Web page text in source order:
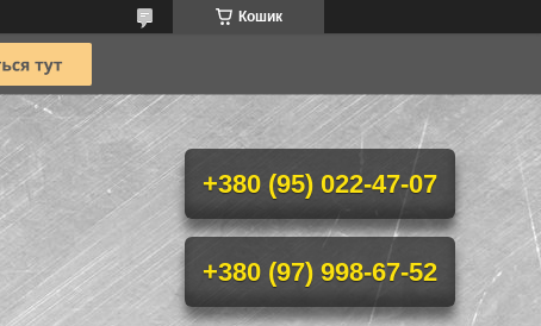
Кошик
+380 (95) 022-47-07
+380 (97) 998-67-52